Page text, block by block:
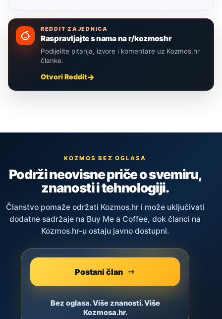
REDDIT ZAJEDNICA
Raspravljajte s nama na r/kozmoshr
Podijelite pitanja, izvore i komentare uz Kozmos.hr
članke.
Otvori Reddit
KOZMOS BEZ OGLASA
Podrži neovisne priče o svemiru,
znanosti i tehnologiji.
Članstvo pomaže održati Kozmos.hr i može uključivati
dodatne sadržaje na Buy Me a Coffee, dok članci na
Kozmos.hr-u ostaju javno dostupni.
Postani član
Bez oglasa. Više znanosti. Više
Kozmosa.hr.